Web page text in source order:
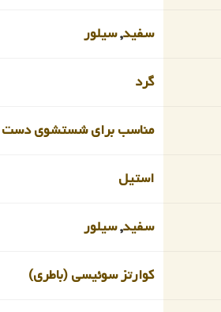
سفید,سیلور
گرد
مناسب برای شستشوی دست
استیل
سفید,سیلور
کوارتز سوئیسی (باطری)